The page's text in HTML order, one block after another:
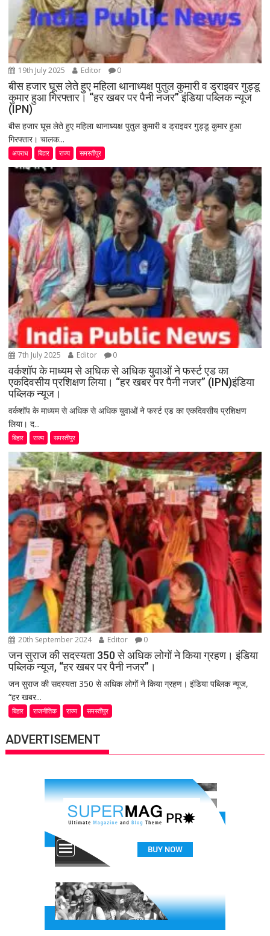
19th July 2025 Editor 0
बीस हजार घूस लेते हुए महिला थानाध्यक्ष पुतुल कुमारी व ड्राइवर गुड्डू
कुमार हुआ गिरफ्तार। “हर खबर पर पैनी नजर” इंडिया पब्लिक न्यूज
(IPN)
बीस हजार घूस लेते हुए महिला थानाध्यक्ष पुतुल कुमारी व ड्राइवर गुड्डू कुमार हुआ
गिरफ्तार। चालक...
अपराध बिहार राज्य समस्तीपुर
7th July 2025 Editor 0
वर्कशॉप के माध्यम से अधिक से अधिक युवाओं ने फर्स्ट एड का
एकदिवसीय प्रशिक्षण लिया। “हर खबर पर पैनी नजर” (IPN)इंडिया
पब्लिक न्यूज।
वर्कशॉप के माध्यम से अधिक से अधिक युवाओं ने फर्स्ट एड का एकदिवसीय प्रशिक्षण
लिया। द...
बिहार राज्य समस्तीपुर
20th September 2024 Editor 0
जन सुराज की सदस्यता 350 से अधिक लोगों ने किया ग्रहण। इंडिया
पब्लिक न्यूज, “हर खबर पर पैनी नजर”।
जन सुराज की सदस्यता 350 से अधिक लोगों ने किया ग्रहण। इंडिया पब्लिक न्यूज,
“हर खबर...
बिहार राजनीतिक राज्य समस्तीपुर
ADVERTISEMENT